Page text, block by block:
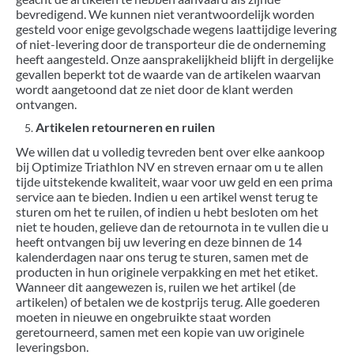
bevredigend. We kunnen niet verantwoordelijk worden
gesteld voor enige gevolgschade wegens laattijdige levering
of niet-levering door de transporteur die de onderneming
heeft aangesteld. Onze aansprakelijkheid blijft in dergelijke
gevallen beperkt tot de waarde van de artikelen waarvan
wordt aangetoond dat ze niet door de klant werden
ontvangen.
Artikelen retourneren en ruilen
We willen dat u volledig tevreden bent over elke aankoop
bij Optimize Triathlon NV en streven ernaar om u te allen
tijde uitstekende kwaliteit, waar voor uw geld en een prima
service aan te bieden. Indien u een artikel wenst terug te
sturen om het te ruilen, of indien u hebt besloten om het
niet te houden, gelieve dan de retournota in te vullen die u
heeft ontvangen bij uw levering en deze binnen de 14
kalenderdagen naar ons terug te sturen, samen met de
producten in hun originele verpakking en met het etiket.
Wanneer dit aangewezen is, ruilen we het artikel (de
artikelen) of betalen we de kostprijs terug. Alle goederen
moeten in nieuwe en ongebruikte staat worden
geretourneerd, samen met een kopie van uw originele
leveringsbon.